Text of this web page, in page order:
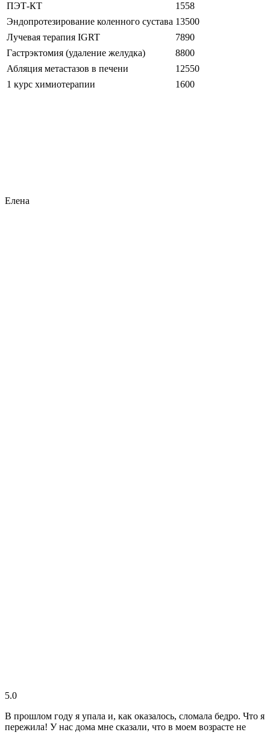
ПЭТ-КТ
1558
Эндопротезирование коленного сустава 13500
Лучевая терапия IGRT
7890
Гастрэктомия (удаление желудка)
8800
Абляция метастазов в печени
12550
1 курс химиотерапии
1600
Елена
5.0
В прошлом году я упала и, как оказалось, сломала бедро. Что я
пережила! У нас дома мне сказали, что в моем возрасте не